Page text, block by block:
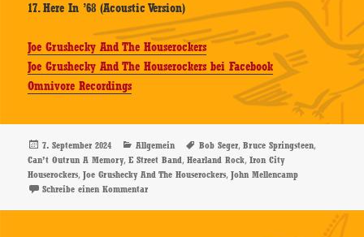
17. Here In ’68 (Acoustic Version)
Joe Grushecky And The Houserockers
Joe Grushecky And The Houserockers bei Facebook
Omnivore Recordings
Veröffentlicht
am
7. September 2024 Kategorien
Allgemein Schlagwörter
Bob Seger,Bruce Springsteen,
Can’t Outrun A Memory,E Street Band,Hearland Rock,Iron City
Houserockers,Joe Grushecky And The Houserockers,John Mellencamp
Schreibe einen Kommentarzu Joe Grushecky And The Houserockers – Can’t